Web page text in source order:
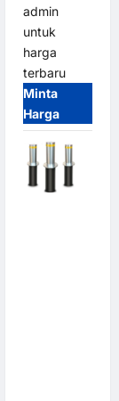
admin
untuk
harga
terbaru
Minta
Harga